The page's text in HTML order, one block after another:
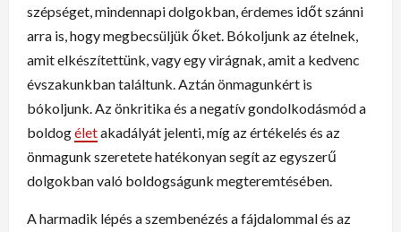
szépséget, mindennapi dolgokban, érdemes időt szánni
arra is, hogy megbecsüljük őket. Bókoljunk az ételnek,
amit elkészítettünk, vagy egy virágnak, amit a kedvenc
évszakunkban találtunk. Aztán önmagunkért is
bókoljunk. Az önkritika és a negatív gondolkodásmód a
boldogéletakadályát jelenti, míg az értékelés és az
önmagunk szeretete hatékonyan segít az egyszerű
dolgokban való boldogságunk megteremtésében.
A harmadik lépés a szembenézés a fájdalommal és az